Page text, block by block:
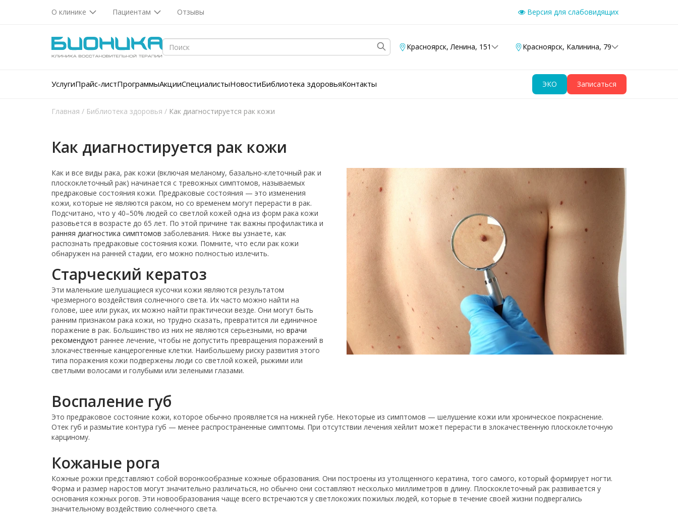
О клинике Пациентам Отзывы Версия для слабовидящих
Красноярск, Ленина, 151 Красноярск, Калинина, 79
УслугиПрайс-листПрограммыАкцииСпециалистыНовостиБиблиотека здоровьяКонтакты ЭКО Записаться
Главная / Библиотека здоровья / Как диагностируется рак кожи
Как диагностируется рак кожи
Как и все виды рака, рак кожи (включая меланому, базально-клеточный рак и
плоскоклеточный рак) начинается с тревожных симптомов, называемых
предраковые состояния кожи. Предраковые состояния — это изменения
кожи, которые не являются раком, но со временем могут перерасти в рак.
Подсчитано, что у 40–50% людей со светлой кожей одна из форм рака кожи
разовьется в возрасте до 65 лет. По этой причине так важны профилактика и
ранняя диагностика симптомов заболевания. Ниже вы узнаете, как
распознать предраковые состояния кожи. Помните, что если рак кожи
обнаружен на ранней стадии, его можно полностью излечить.
Старческий кератоз
Эти маленькие шелушащиеся кусочки кожи являются результатом
чрезмерного воздействия солнечного света. Их часто можно найти на
голове, шее или руках, их можно найти практически везде. Они могут быть
ранним признаком рака кожи, но трудно сказать, превратится ли единичное
поражение в рак. Большинство из них не являются серьезными, но врачи
рекомендуют раннее лечение, чтобы не допустить превращения поражений в
злокачественные канцерогенные клетки. Наибольшему риску развития этого
типа поражения кожи подвержены люди со светлой кожей, рыжими или
светлыми волосами и голубыми или зелеными глазами.
Воспаление губ
Это предраковое состояние кожи, которое обычно проявляется на нижней губе. Некоторые из симптомов — шелушение кожи или хроническое покраснение.
Отек губ и размытие контура губ — менее распространенные симптомы. При отсутствии лечения хейлит может перерасти в злокачественную плоскоклеточную
карциному.
Кожаные рога
Кожные рожки представляют собой воронкообразные кожные образования. Они построены из утолщенного кератина, того самого, который формирует ногти.
Форма и размер наростов могут значительно различаться, но обычно они составляют несколько миллиметров в длину. Плоскоклеточный рак развивается у
основания кожных рогов. Эти новообразования чаще всего встречаются у светлокожих пожилых людей, которые в течение своей жизни подвергались
значительному воздействию солнечного света.